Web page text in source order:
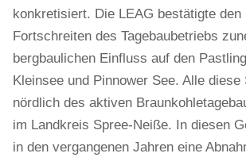
konkretisiert. Die LEAG bestätigte den
Fortschreiten des Tagebaubetriebs
bergbaulichen Einfluss auf den
Kleinsee und Pinnower See. Alle diese
nördlich des aktiven
im Landkreis Spree-Neiße. In diesen
in den vergangenen Jahren eine